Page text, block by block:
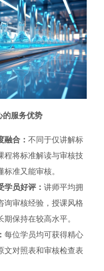
的服务优势
融合： 不同于仅讲解标
程将标准解读与审核技
准又能审核。
学员好评： 讲师平均拥
询审核经验，授课风格
保持在较高水平。
每位学员均可获得精心
文对照表和审核检查表